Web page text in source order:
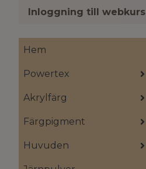
Inloggning till webkurs
Hem
Powertex
Akrylfärg
Färgpigment
Huvuden